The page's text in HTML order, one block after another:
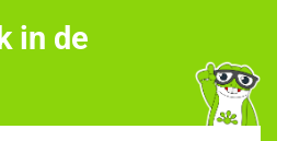
in de